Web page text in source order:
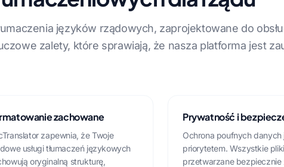
języków rządowych, zaprojektowane do
zalety, które sprawiają, że nasza platforma jest
zachowane
zapewnia, że Twoje
usługi tłumaczeń językowych
oryginalną strukturę,
Prywatność i
Ochrona poufnych danych
priorytetem. Wszystkie
przetwarzane bezpiecznie